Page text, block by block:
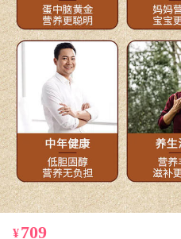
¥709